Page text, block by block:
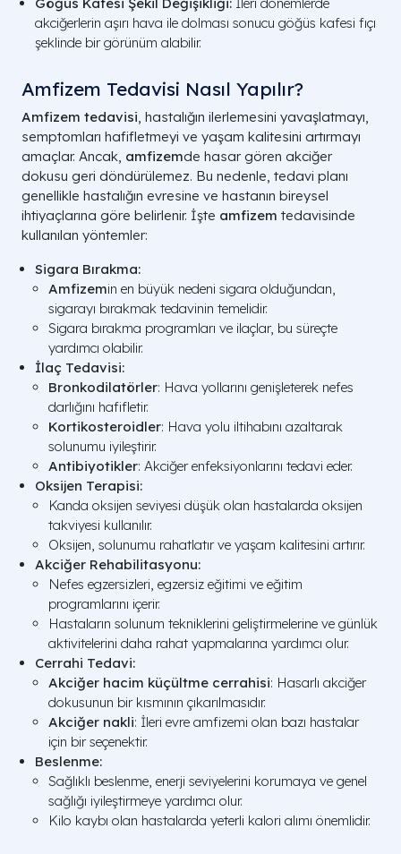
akciğerlerin aşırı hava ile dolması sonucu göğüs kafesi fıçı
şeklinde bir görünüm alabilir.
Amfizem Tedavisi Nasıl Yapılır?​
Amfizem tedavisi, hastalığın ilerlemesini yavaşlatmayı,
semptomları hafifletmeyi ve yaşam kalitesini artırmayı
amaçlar. Ancak, amfizemde hasar gören akciğer
dokusu geri döndürülemez. Bu nedenle, tedavi planı
genellikle hastalığın evresine ve hastanın bireysel
ihtiyaçlarına göre belirlenir. İşte amfizem tedavisinde
kullanılan yöntemler:
Sigara Bırakma:
Amfizemin en büyük nedeni sigara olduğundan,
sigarayı bırakmak tedavinin temelidir.
Sigara bırakma programları ve ilaçlar, bu süreçte
yardımcı olabilir.
İlaç Tedavisi:
Bronkodilatörler: Hava yollarını genişleterek nefes
darlığını hafifletir.
Kortikosteroidler: Hava yolu iltihabını azaltarak
solunumu iyileştirir.
Antibiyotikler: Akciğer enfeksiyonlarını tedavi eder.
Oksijen Terapisi:
Kanda oksijen seviyesi düşük olan hastalarda oksijen
takviyesi kullanılır.
Oksijen, solunumu rahatlatır ve yaşam kalitesini artırır.
Akciğer Rehabilitasyonu:
Nefes egzersizleri, egzersiz eğitimi ve eğitim
programlarını içerir.
Hastaların solunum tekniklerini geliştirmelerine ve günlük
aktivitelerini daha rahat yapmalarına yardımcı olur.
Cerrahi Tedavi:
Akciğer hacim küçültme cerrahisi: Hasarlı akciğer
dokusunun bir kısmının çıkarılmasıdır.
Akciğer nakli: İleri evre amfizemi olan bazı hastalar
için bir seçenektir.
Beslenme:
Sağlıklı beslenme, enerji seviyelerini korumaya ve genel
sağlığı iyileştirmeye yardımcı olur.
Kilo kaybı olan hastalarda yeterli kalori alımı önemlidir.